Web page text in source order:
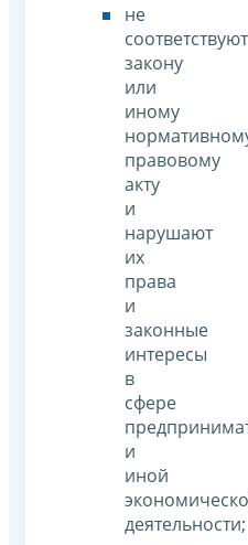
не
соответствуют
закону
или
иному
правовому
акту
и
нарушают
их
права
и
законные
интересы
в
сфере
и
иной
деятельности;